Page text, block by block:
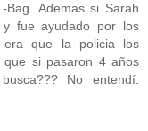
Ademas si Sarah
fue ayudado por los
que la policia los
que si pasaron 4 años
No entendí.